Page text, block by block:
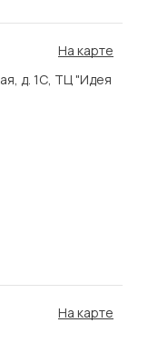
На карте
д. 1С, ТЦ "Идея
На карте